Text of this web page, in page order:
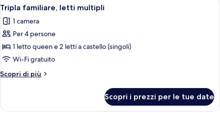
letti
singoli
letti
singoli,
2
letti
tutte
le
foto
per
Tripla
familiare,
letti
3
Tripla familiare, letti multipli
1 camera
Per 4 persone
1 letto queen e 2 letti a castello (singoli)
Wi-Fi gratuito
Scopri di più
Altri
familiare,
Scopri i prezzi per le tue date